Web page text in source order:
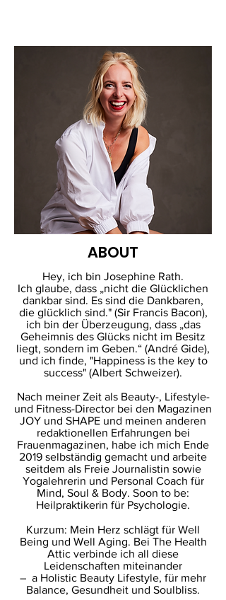
ABOUT
Hey, ich bin Josephine Rath.
Ich glaube, dass „nicht die Glücklichen
dankbar sind. Es sind die Dankbaren,
die glücklich sind." (Sir Francis Bacon),
ich bin der Überzeugung, dass „das
Geheimnis des Glücks nicht im Besitz
liegt, sondern im Geben.“ (André Gide),
und ich finde, "Happiness is the key to
success" (Albert Schweizer).
Nach meiner Zeit als Beauty-, Lifestyle-
und Fitness-Director bei den Magazinen
JOY und SHAPE und meinen anderen
redaktionellen Erfahrungen bei
Frauenmagazinen, habe ich mich Ende
2019 selbständig gemacht und arbeite
seitdem als Freie Journalistin sowie
Yogalehrerin und Personal Coach für
Mind, Soul & Body. Soon to be:
Heilpraktikerin für Psychologie.
Kurzum: Mein Herz schlägt für Well
Being und Well Aging. Bei The Health
Attic verbinde ich all diese
Leidenschaften miteinander
– a Holistic Beauty Lifestyle, für mehr
Balance, Gesundheit und Soulbliss.